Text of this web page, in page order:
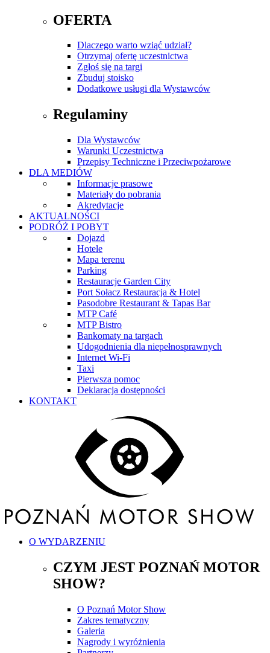
OFERTA
Dlaczego warto wziąć udział?
Otrzymaj ofertę uczestnictwa
Zgłoś się na targi
Zbuduj stoisko
Dodatkowe usługi dla Wystawców
Regulaminy
Dla Wystawców
Warunki Uczestnictwa
Przepisy Techniczne i Przeciwpożarowe
DLA MEDIÓW
Informacje prasowe
Materiały do pobrania
Akredytacje
AKTUALNOŚCI
PODRÓŻ I POBYT
Dojazd
Hotele
Mapa terenu
Parking
Restauracje Garden City
Port Sołacz Restauracja & Hotel
Pasodobre Restaurant & Tapas Bar
MTP Café
MTP Bistro
Bankomaty na targach
Udogodnienia dla niepełnosprawnych
Internet Wi-Fi
Taxi
Pierwsza pomoc
Deklaracja dostępności
KONTAKT
O WYDARZENIU
CZYM JEST POZNAŃ MOTOR
SHOW?
O Poznań Motor Show
Zakres tematyczny
Galeria
Nagrody i wyróżnienia